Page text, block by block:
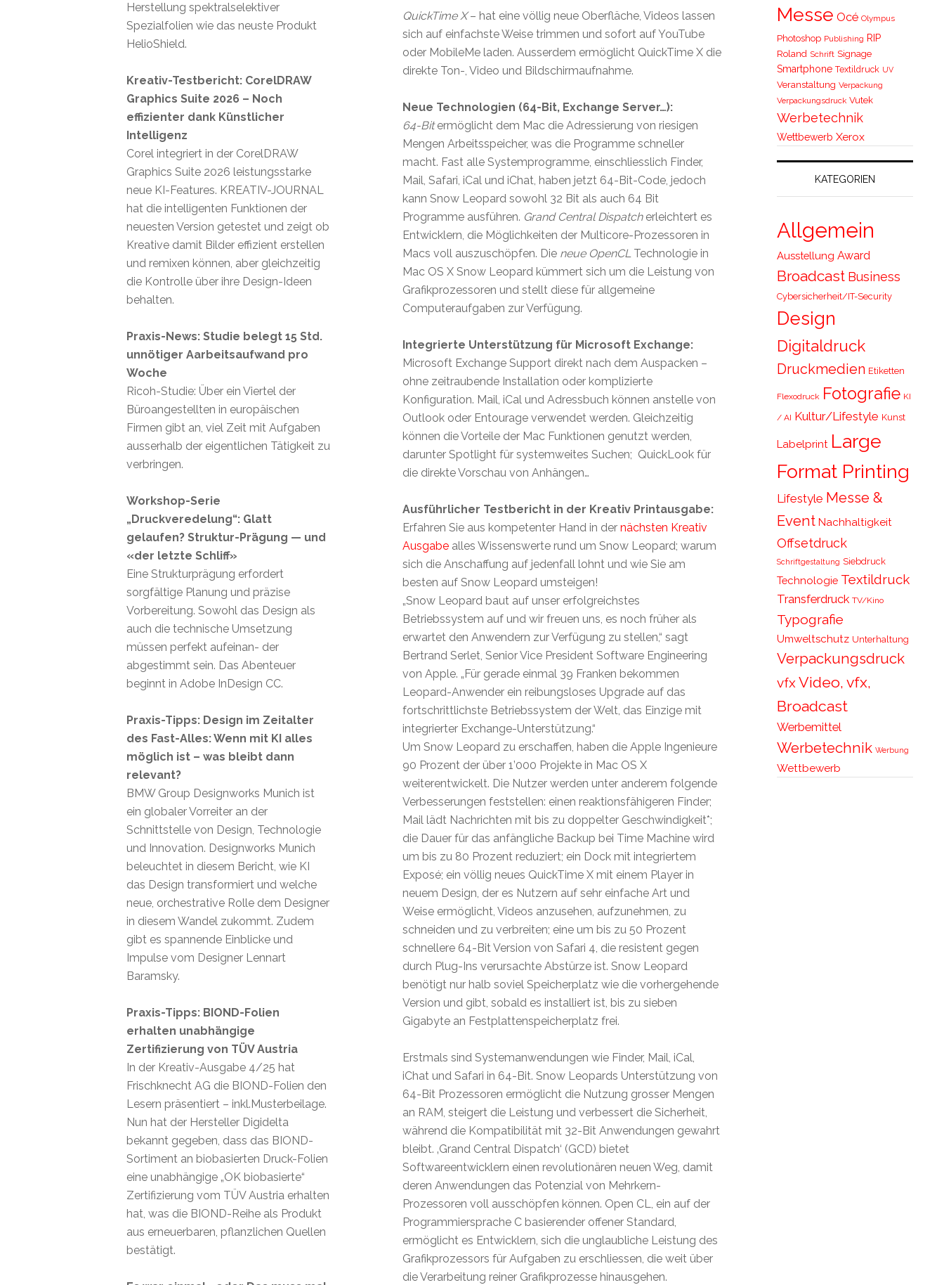
QuickTime X– hat eine völlig neue Oberfläche, Videos lassen
sich auf einfachste Weise trimmen und sofort auf YouTube
oder MobileMe laden. Ausserdem ermöglicht QuickTime X die
direkte Ton-, Video und Bildschirmaufnahme.
Neue Technologien (64-Bit, Exchange Server…):
64-Bitermöglicht dem Mac die Adressierung von riesigen
Mengen Arbeitsspeicher, was die Programme schneller
macht. Fast alle Systemprogramme, einschliesslich Finder,
Mail, Safari, iCal und iChat, haben jetzt 64-Bit-Code, jedoch
kann Snow Leopard sowohl 32 Bit als auch 64 Bit
Programme ausführen. Grand Central Dispatch erleichtert es
Entwicklern, die Möglichkeiten der Multicore-Prozessoren in
Macs voll auszuschöpfen. Die neue OpenCLTechnologie in
Mac OS X Snow Leopard kümmert sich um die Leistung von
Grafikprozessoren und stellt diese für allgemeine
Computeraufgaben zur Verfügung.
Integrierte Unterstützung für Microsoft Exchange:
Microsoft Exchange Support direkt nach dem Auspacken –
ohne zeitraubende Installation oder komplizierte
Konfiguration. Mail, iCal und Adressbuch können anstelle von
Outlook oder Entourage verwendet werden. Gleichzeitig
können die Vorteile der Mac Funktionen genutzt werden,
darunter Spotlight für systemweites Suchen; QuickLook für
die direkte Vorschau von Anhängen…
Ausführlicher Testbericht in der Kreativ Printausgabe:
Erfahren Sie aus kompetenter Hand in der nächsten Kreativ
Ausgabealles Wissenswerte rund um Snow Leopard; warum
sich die Anschaffung auf jedenfall lohnt und wie Sie am
besten auf Snow Leopard umsteigen!
„Snow Leopard baut auf unser erfolgreichstes
Betriebssystem auf und wir freuen uns, es noch früher als
erwartet den Anwendern zur Verfügung zu stellen,“ sagt
Bertrand Serlet, Senior Vice President Software Engineering
von Apple. „Für gerade einmal 39 Franken bekommen
Leopard-Anwender ein reibungsloses Upgrade auf das
fortschrittlichste Betriebssystem der Welt, das Einzige mit
integrierter Exchange-Unterstützung.“
Um Snow Leopard zu erschaffen, haben die Apple Ingenieure
90 Prozent der über 1’000 Projekte in Mac OS X
weiterentwickelt. Die Nutzer werden unter anderem folgende
Verbesserungen feststellen: einen reaktionsfähigeren Finder;
Mail lädt Nachrichten mit bis zu doppelter Geschwindigkeit*;
die Dauer für das anfängliche Backup bei Time Machine wird
um bis zu 80 Prozent reduziert; ein Dock mit integriertem
Exposé; ein völlig neues QuickTime X mit einem Player in
neuem Design, der es Nutzern auf sehr einfache Art und
Weise ermöglicht, Videos anzusehen, aufzunehmen, zu
schneiden und zu verbreiten; eine um bis zu 50 Prozent
schnellere 64-Bit Version von Safari 4, die resistent gegen
durch Plug-Ins verursachte Abstürze ist. Snow Leopard
benötigt nur halb soviel Speicherplatz wie die vorhergehende
Version und gibt, sobald es installiert ist, bis zu sieben
Gigabyte an Festplattenspeicherplatz frei.
Erstmals sind Systemanwendungen wie Finder, Mail, iCal,
iChat und Safari in 64-Bit. Snow Leopards Unterstützung von
64-Bit Prozessoren ermöglicht die Nutzung grosser Mengen
an RAM, steigert die Leistung und verbessert die Sicherheit,
während die Kompatibilität mit 32-Bit Anwendungen gewahrt
bleibt. ‚Grand Central Dispatch‘ (GCD) bietet
Softwareentwicklern einen revolutionären neuen Weg, damit
deren Anwendungen das Potenzial von Mehrkern-
Prozessoren voll ausschöpfen können. Open CL, ein auf der
Programmiersprache C basierender offener Standard,
ermöglicht es Entwicklern, sich die unglaubliche Leistung des
Grafikprozessors für Aufgaben zu erschliessen, die weit über
die Verarbeitung reiner Grafikprozesse hinausgehen.
Messe Océ Olympus
Photoshop Publishing RIP
Roland Schrift Signage
Smartphone Textildruck UV
Veranstaltung Verpackung
Verpackungsdruck Vutek
Werbetechnik
Wettbewerb Xerox
KATEGORIEN
Allgemein
Ausstellung Award
Broadcast Business
Cybersicherheit/IT-Security
Design
Digitaldruck
Druckmedien Etiketten
Flexodruck Fotografie KI
/ AI Kultur/Lifestyle Kunst
Labelprint Large
Format Printing
Lifestyle Messe &
Event Nachhaltigkeit
Offsetdruck
Schriftgestaltung Siebdruck
Technologie Textildruck
Transferdruck TV/Kino
Typografie
Umweltschutz Unterhaltung
Verpackungsdruck
vfxVideo, vfx,
Broadcast
Werbemittel
Werbetechnik Werbung
Wettbewerb
Herstellung spektralselektiver
Spezialfolien wie das neuste Produkt
HelioShield.
Kreativ-Testbericht: CorelDRAW
Graphics Suite 2026 – Noch
effizienter dank Künstlicher
Intelligenz
Corel integriert in der CorelDRAW
Graphics Suite 2026 leistungsstarke
neue KI-Features. KREATIV-JOURNAL
hat die intelligenten Funktionen der
neuesten Version getestet und zeigt ob
Kreative damit Bilder effizient erstellen
und remixen können, aber gleichzeitig
die Kontrolle über ihre Design-Ideen
behalten.
Praxis-News: Studie belegt 15 Std.
unnötiger Aarbeitsaufwand pro
Woche
Ricoh-Studie: Über ein Viertel der
Büroangestellten in europäischen
Firmen gibt an, viel Zeit mit Aufgaben
ausserhalb der eigentlichen Tätigkeit zu
verbringen.
Workshop-Serie
„Druckveredelung“: Glatt
gelaufen? Struktur-Prägung — und
«der letzte Schliff»
Eine Strukturprägung erfordert
sorgfältige Planung und präzise
Vorbereitung. Sowohl das Design als
auch die technische Umsetzung
müssen perfekt aufeinan- der
abgestimmt sein. Das Abenteuer
beginnt in Adobe InDesign CC.
Praxis-Tipps: Design im Zeitalter
des Fast-Alles: Wenn mit KI alles
möglich ist – was bleibt dann
relevant?
BMW Group Designworks Munich ist
ein globaler Vorreiter an der
Schnittstelle von Design, Technologie
und Innovation. Designworks Munich
beleuchtet in diesem Bericht, wie KI
das Design transformiert und welche
neue, orchestrative Rolle dem Designer
in diesem Wandel zukommt. Zudem
gibt es spannende Einblicke und
Impulse vom Designer Lennart
Baramsky.
Praxis-Tipps: BIOND-Folien
erhalten unabhängige
Zertifizierung von TÜV Austria
In der Kreativ-Ausgabe 4/25 hat
Frischknecht AG die BIOND-Folien den
Lesern präsentiert – inkl.Musterbeilage.
Nun hat der Hersteller Digidelta
bekannt gegeben, dass das BIOND-
Sortiment an biobasierten Druck-Folien
eine unabhängige „OK biobasierte“
Zertifizierung vom TÜV Austria erhalten
hat, was die BIOND-Reihe als Produkt
aus erneuerbaren, pflanzlichen Quellen
bestätigt.